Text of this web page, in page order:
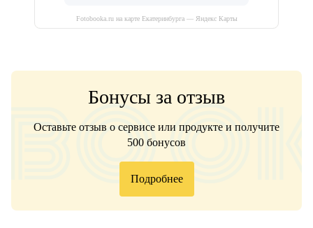
Fotobooka.ru на карте Екатеринбурга — Яндекс Карты
Бонусы за отзыв
Оставьте отзыв о сервисе или продукте и получите
500 бонусов
Подробнее